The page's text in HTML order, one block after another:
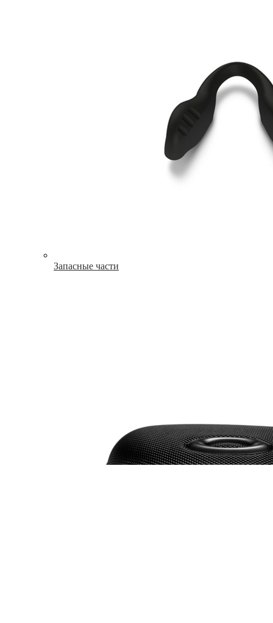
Запасные части